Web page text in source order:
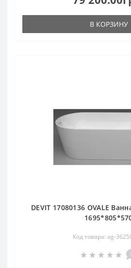
В КОРЗИНУ
DEVIT 17080136 OVALE
Код товара: ag-